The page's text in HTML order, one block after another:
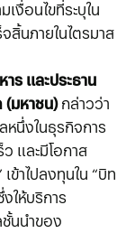
งื่อนไขที่ระบุใน
สิ้นภายในไตรมาส
ร และประธาน
(มหาชน)กล่าวว่า
หนึ่งในธุรกิจการ
และมีโอกาส
ข้าไปลงทุนใน “บิท
ให้บริการ
นนำของ